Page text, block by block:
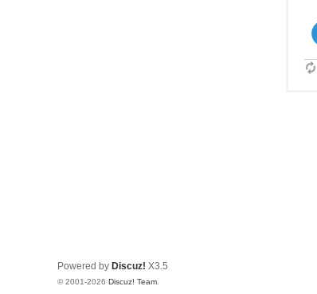
Powered by Discuz! X3.5
© 2001-2026 Discuz! Team